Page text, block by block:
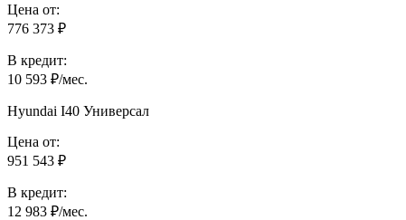
Цена от:
776 373 ₽
В кредит:
10 593 ₽/мес.
Hyundai I40 Универсал
Цена от:
951 543 ₽
В кредит:
12 983 ₽/мес.